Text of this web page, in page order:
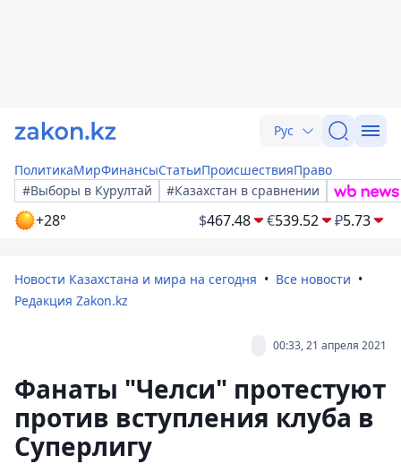
Рус
ПолитикаМирФинансыСтатьиПроисшествияПраво
#Выборы в Курултай
#Казахстан в сравнении
+28° $467.48 €539.52 ₽5.73
Новости Казахстана и мира на сегодня
Все новости
Редакция Zakon.kz
00:33, 21 апреля 2021
Фанаты "Челси" протестуют
против вступления клуба в
Суперлигу